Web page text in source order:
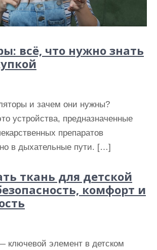
всё, что нужно знать
и зачем они нужны?
устройства, предназначенные
препаратов
в дыхательные пути. […]
ткань для детской
комфорт и
ключевой элемент в детском